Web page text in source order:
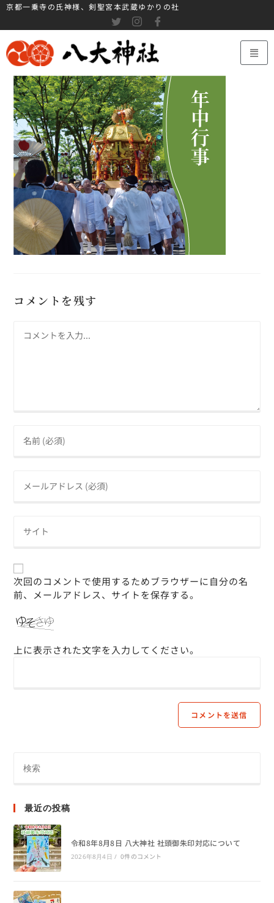
京都一乗寺の氏神様、剣聖宮本武蔵ゆかりの社
コメントを残す
次回のコメントで使用するためブラウザーに自分の名
前、メールアドレス、サイトを保存する。
上に表示された文字を入力してください。
最近の投稿
令和8年8月8日 八大神社 社頭御朱印対応について
2026年8月4日 / 0件のコメント